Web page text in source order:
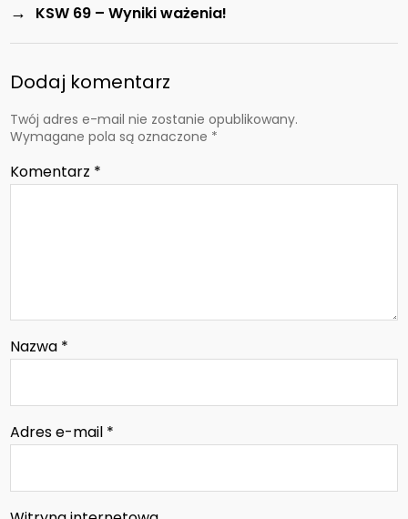
→ KSW 69 – Wyniki ważenia!
Dodaj komentarz
Twój adres e-mail nie zostanie opublikowany.
Wymagane pola są oznaczone *
Komentarz *
Nazwa *
Adres e-mail *